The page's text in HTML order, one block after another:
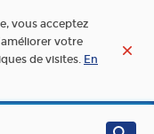
vous acceptez
votre
de visites. En